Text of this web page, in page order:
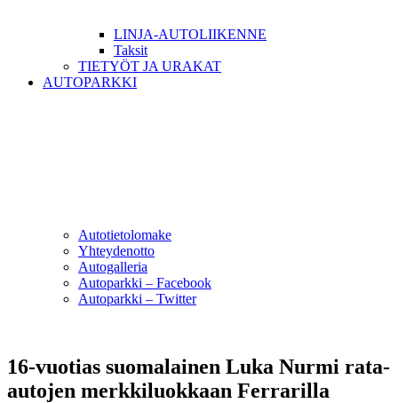
LINJA-AUTOLIIKENNE
Taksit
TIETYÖT JA URAKAT
AUTOPARKKI
Autotietolomake
Yhteydenotto
Autogalleria
Autoparkki – Facebook
Autoparkki – Twitter
16-vuotias suomalainen Luka Nurmi rata-
autojen merkkiluokkaan Ferrarilla